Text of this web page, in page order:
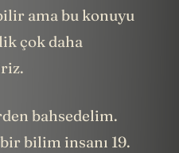
ama bu konuyu
çok daha
bahsedelim.
bilim insanı 19.